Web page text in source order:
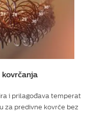
i prilagođava temperat
za predivne kovrče bez